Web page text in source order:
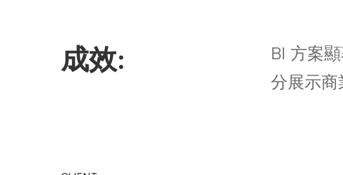
成效:
BI 方案
分展示商